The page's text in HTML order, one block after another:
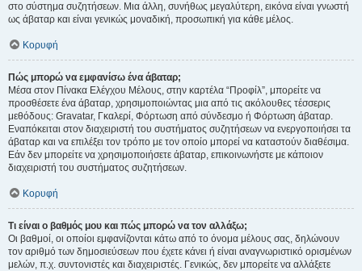
στο σύστημα συζητήσεων. Μια άλλη, συνήθως μεγαλύτερη, εικόνα είναι γνωστή
ως άβαταρ και είναι γενικώς μοναδική, προσωπική για κάθε μέλος.
Κορυφή
Πώς μπορώ να εμφανίσω ένα άβαταρ;
Μέσα στον Πίνακα Ελέγχου Μέλους, στην καρτέλα “Προφίλ”, μπορείτε να
προσθέσετε ένα άβαταρ, χρησιμοποιώντας μια από τις ακόλουθες τέσσερις
μεθόδους: Gravatar, Γκαλερί, Φόρτωση από σύνδεσμο ή Φόρτωση άβαταρ.
Εναπόκειται στον διαχειριστή του συστήματος συζητήσεων να ενεργοποιήσει τα
άβαταρ και να επιλέξει τον τρόπο με τον οποίο μπορεί να καταστούν διαθέσιμα.
Εάν δεν μπορείτε να χρησιμοποιήσετε άβαταρ, επικοινωνήστε με κάποιον
διαχειριστή του συστήματος συζητήσεων.
Κορυφή
Τι είναι ο βαθμός μου και πώς μπορώ να τον αλλάξω;
Οι βαθμοί, οι οποίοι εμφανίζονται κάτω από το όνομα μέλους σας, δηλώνουν
τον αριθμό των δημοσιεύσεων που έχετε κάνει ή είναι αναγνωριστικό ορισμένων
μελών, π.χ. συντονιστές και διαχειριστές. Γενικώς, δεν μπορείτε να αλλάξετε